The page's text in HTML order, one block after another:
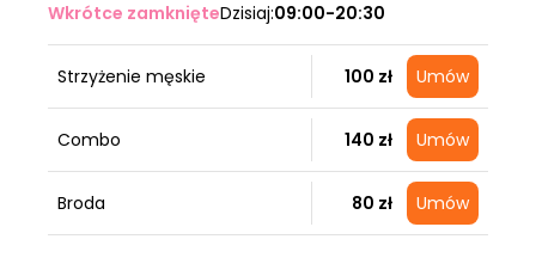
Wkrótce zamknięteDzisiaj:09:00-20:30
Strzyżenie męskie 100 zł Umów
Combo 140 zł Umów
Broda 80 zł Umów